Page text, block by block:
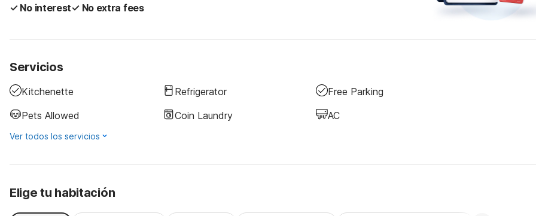
✓ No interest✓ No extra fees
Servicios
Kitchenette Refrigerator
Free Parking
Pets Allowed
Coin Laundry AC
Ver todos los servicios
Elige tu habitación